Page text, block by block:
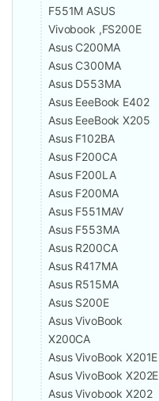
F551M ASUS
Vivobook ,FS200E
Asus C200MA
Asus C300MA
Asus D553MA
Asus EeeBook E402
Asus EeeBook X205
Asus F102BA
Asus F200CA
Asus F200LA
Asus F200MA
Asus F551MAV
Asus F553MA
Asus R200CA
Asus R417MA
Asus R515MA
Asus S200E
Asus VivoBook
X200CA
Asus VivoBook X201E
Asus VivoBook X202E
Asus Vivobook X202